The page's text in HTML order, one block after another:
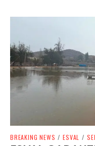
BREAKING NEWS / ESVAL /